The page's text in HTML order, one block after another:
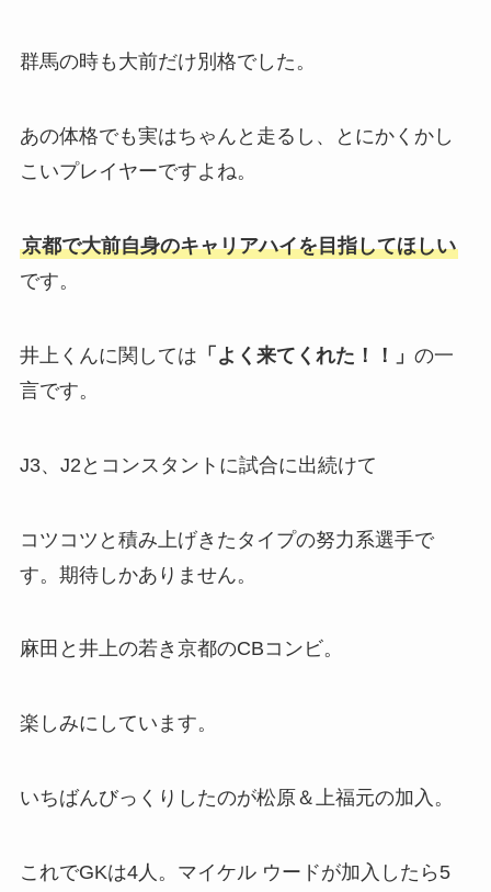
群馬の時も大前だけ別格でした。
あの体格でも実はちゃんと走るし、とにかくかし
こいプレイヤーですよね。
京都で大前自身のキャリアハイを目指してほしい
です。
井上くんに関しては 「よく来てくれた！！」 の一
言です。
J3、J2とコンスタントに試合に出続けて
コツコツと積み上げきたタイプの努力系選手で
す。期待しかありません。
麻田と井上の若き京都のCBコンビ。
楽しみにしています。
いちばんびっくりしたのが松原＆上福元の加入。
これでGKは4人。マイケル ウードが加入したら5